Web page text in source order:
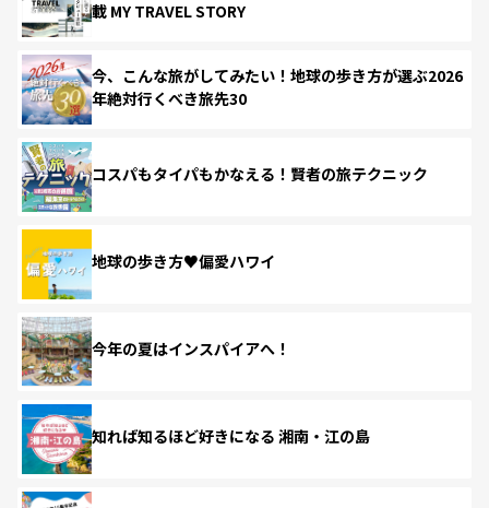
載 MY TRAVEL STORY
今、こんな旅がしてみたい！地球の歩き方が選ぶ2026
年絶対行くべき旅先30
コスパもタイパもかなえる！賢者の旅テクニック
地球の歩き方♥偏愛ハワイ
今年の夏はインスパイアへ！
知れば知るほど好きになる 湘南・江の島